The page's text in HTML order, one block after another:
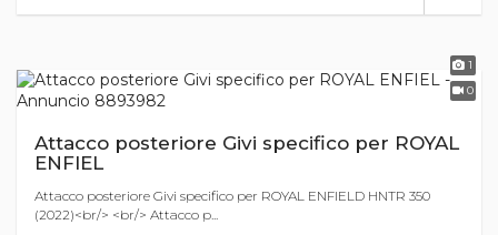
1
0
Attacco posteriore Givi specifico per ROYAL
ENFIEL
Attacco posteriore Givi specifico per ROYAL ENFIELD HNTR 350
(2022)<br/> <br/> Attacco p...